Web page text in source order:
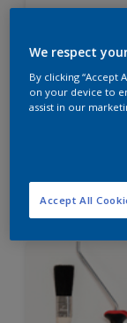
Hubungi
We respect
By clicking “Accept
on your device to
assist in our
Accept All